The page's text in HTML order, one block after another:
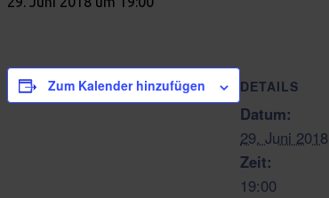
Zum Kalender hinzufügen DETAILS
Datum:
29. Juni 2018
Zeit:
19:00